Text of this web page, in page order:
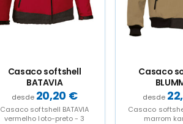
Casaco softshell
BATAVIA
20,20 €
Casaco softshell BATAVIA
vermelho loto-preto - 3
Casaco
Casaco
marrom